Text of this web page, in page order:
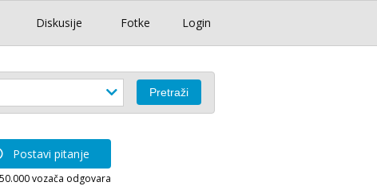
Login
Diskusije Fotke
Postavi pitanje
vozača odgovara